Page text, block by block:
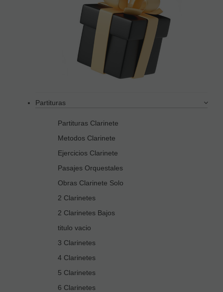
Partituras
Partituras Clarinete
Metodos Clarinete
Ejercicios Clarinete
Pasajes Orquestales
Obras Clarinete Solo
2 Clarinetes
2 Clarinetes Bajos
titulo vacio
3 Clarinetes
4 Clarinetes
5 Clarinetes
6 Clarinetes